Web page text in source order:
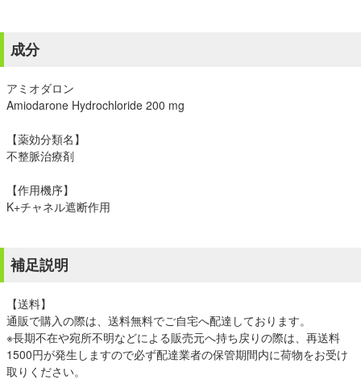
成分
アミオダロン
Amiodarone Hydrochloride 200 mg
【薬効分類名】
不整脈治療剤
【作用機序】
K+チャネル遮断作用
補足説明
【送料】
通販で購入の際は、送料無料でご自宅へ配達しております。
※長期不在や宛所不明などによる販売元へ持ち戻りの際は、再送料
1500円が発生しますので必ず配達業者の保管期間内に荷物をお受け
取りください。